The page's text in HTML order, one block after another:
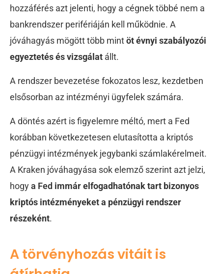
hozzáférés azt jelenti, hogy a cégnek többé nem a
bankrendszer perifériáján kell működnie. A
jóváhagyás mögött több mintöt évnyi szabályozói
egyeztetés és vizsgálat állt.
A rendszer bevezetése fokozatos lesz, kezdetben
elsősorban az intézményi ügyfelek számára.
A döntés azért is figyelemre méltó, mert a Fed
korábban következetesen elutasította a kriptós
pénzügyi intézmények jegybanki számlakérelmeit.
A Kraken jóváhagyása sok elemző szerint azt jelzi,
hogya Fed immár elfogadhatónak tart bizonyos
kriptós intézményeket a pénzügyi rendszer
részeként.
A törvényhozás vitáit is